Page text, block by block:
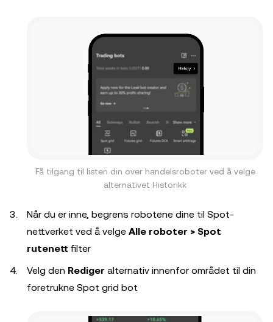
Få tilgang til listen din over handelsroboter ved å velge
alternativet Historikk
Når du er inne, begrens robotene dine til Spot-
nettverket ved å velge Alle roboter > Spot
rutenett filter
Velg den Rediger alternativ innenfor området til din
foretrukne Spot grid bot